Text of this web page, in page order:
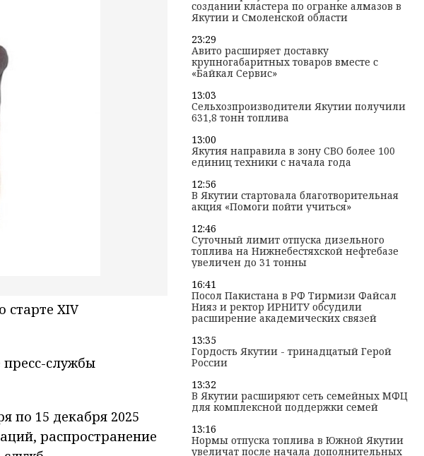
XIV
службы
по 15 декабря 2025
распространение
создании кластера по огранке алмазов в
Якутии и Смоленской области
23:29
Авито расширяет доставку
крупногабаритных товаров вместе с
«Байкал Сервис»
13:03
Сельхозпроизводители Якутии получили
631,8 тонн топлива
13:00
Якутия направила в зону СВО более 100
единиц техники с начала года
12:56
В Якутии стартовала благотворительная
акция «Помоги пойти учиться»
12:46
Суточный лимит отпуска дизельного
топлива на Нижнебестяхской нефтебазе
увеличен до 31 тонны
16:41
Посол Пакистана в РФ Тирмизи Файсал
Нияз и ректор ИРНИТУ обсудили
расширение академических связей
13:35
Гордость Якутии - тринадцатый Герой
России
13:32
В Якутии расширяют сеть семейных МФЦ
для комплексной поддержки семей
13:16
Нормы отпуска топлива в Южной Якутии
увеличат после начала дополнительных